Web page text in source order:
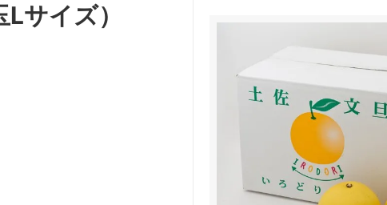
サイズ）